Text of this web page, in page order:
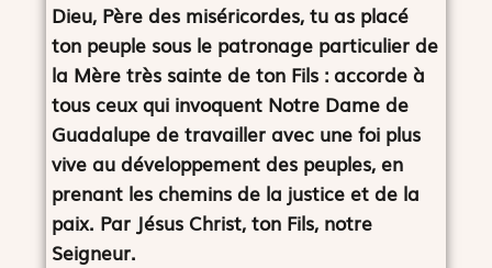
Dieu, Père des miséricordes, tu as placé
ton peuple sous le patronage particulier de
la Mère très sainte de ton Fils : accorde à
tous ceux qui invoquent Notre Dame de
Guadalupe de travailler avec une foi plus
vive au développement des peuples, en
prenant les chemins de la justice et de la
paix. Par Jésus Christ, ton Fils, notre
Seigneur.